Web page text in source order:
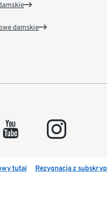
damskie
youtube instagram
tutaj Rezygnacja z